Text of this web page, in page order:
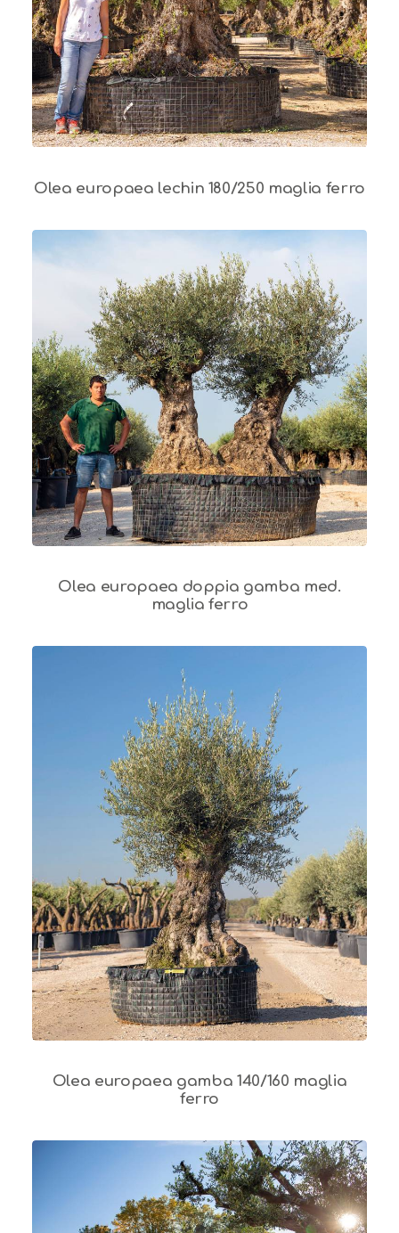
Olea europaea lechin 180/250 maglia ferro
Olea europaea doppia gamba med.
maglia ferro
Olea europaea gamba 140/160 maglia
ferro